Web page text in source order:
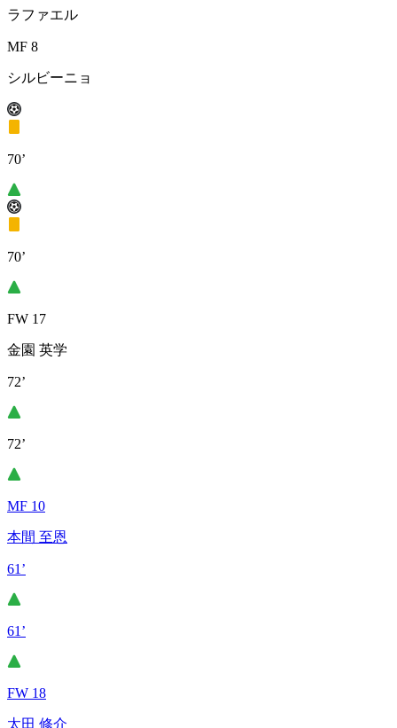
ラファエル
MF 8
シルビーニョ
70’
70’
FW 17
金園 英学
72’
72’
MF 10
本間 至恩
61’
61’
FW 18
太田 修介